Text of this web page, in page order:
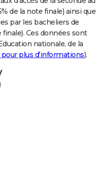
de la note finale) ainsi que
par les bacheliers de
Ces données sont
nationale, de la
pour plus d'informations).